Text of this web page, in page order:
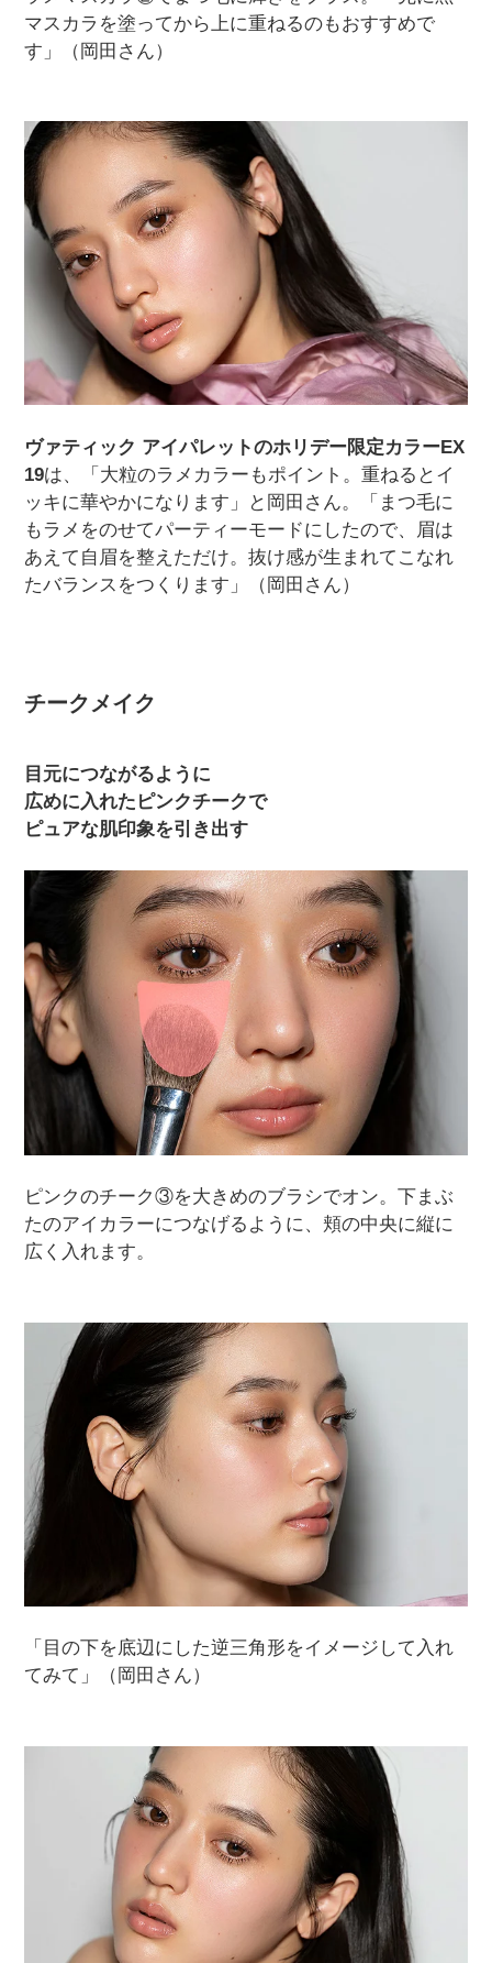
マスカラを塗ってから上に重ねるのもおすすめで
す」（岡田さん）
ヴァティック アイパレットのホリデー限定カラーEX
19は、「大粒のラメカラーもポイント。重ねるとイ
ッキに華やかになります」と岡田さん。「まつ毛に
もラメをのせてパーティーモードにしたので、眉は
あえて自眉を整えただけ。抜け感が生まれてこなれ
たバランスをつくります」（岡田さん）
チークメイク
目元につながるように
広めに入れたピンクチークで
ピュアな肌印象を引き出す
ピンクのチーク③を大きめのブラシでオン。下まぶ
たのアイカラーにつなげるように、頬の中央に縦に
広く入れます。
「目の下を底辺にした逆三角形をイメージして入れ
てみて」（岡田さん）